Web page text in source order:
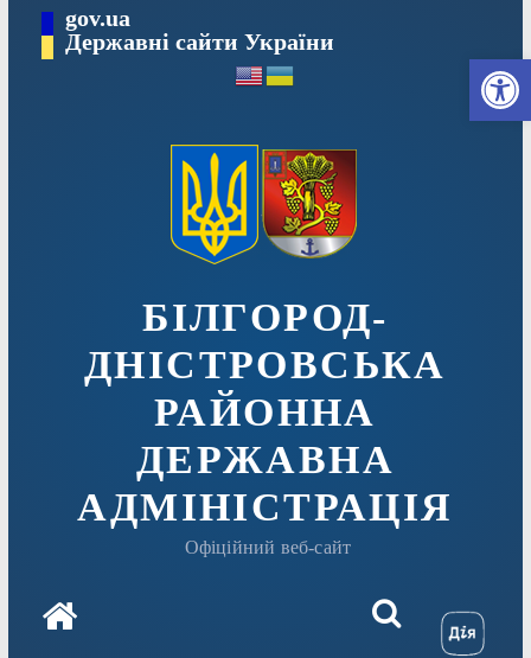
вмісту
gov.ua
Державні сайти України
БІЛГОРОД-
ДНІСТРОВСЬКА
РАЙОННА
ДЕРЖАВНА
АДМІНІСТРАЦІЯ
Офіційний веб-сайт